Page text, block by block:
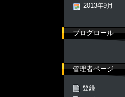
2013年9月
ブログロール
管理者ページ
登録